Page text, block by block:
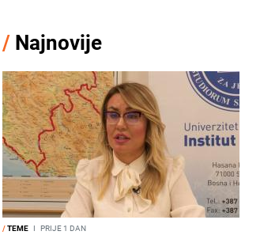
/ Najnovije
/TEME I PRIJE 1 DAN